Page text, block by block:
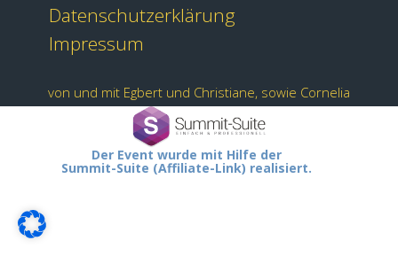
Datenschutzerklärung
Impressum
von und mit Egbert und Christiane, sowie Cornelia
Der Event wurde mit Hilfe der
Summit-Suite (Affiliate-Link) realisiert.